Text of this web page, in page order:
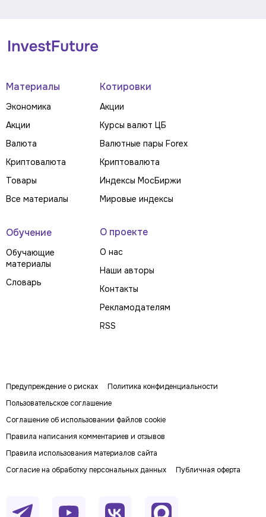
Материалы
Экономика
Акции
Валюта
Криптовалюта
Товары
Все материалы
Котировки
Акции
Курсы валют ЦБ
Валютные пары Forex
Криптовалюта
Индексы МосБиржи
Мировые индексы
Обучение
Обучающие
материалы
Словарь
О проекте
О нас
Наши авторы
Контакты
Рекламодателям
RSS
Предупреждение о рисках
Политика конфиденциальности
Пользовательское соглашение
Соглашение об использовании файлов cookie
Правила написания комментариев и отзывов
Правила использования материалов сайта
Согласие на обработку персональных данных
Публичная оферта